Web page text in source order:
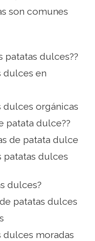
son comunes
patatas dulces??
dulces en
orgánicas
patata dulce??
de patata dulce
patatas dulces
dulces?
patatas dulces
moradas